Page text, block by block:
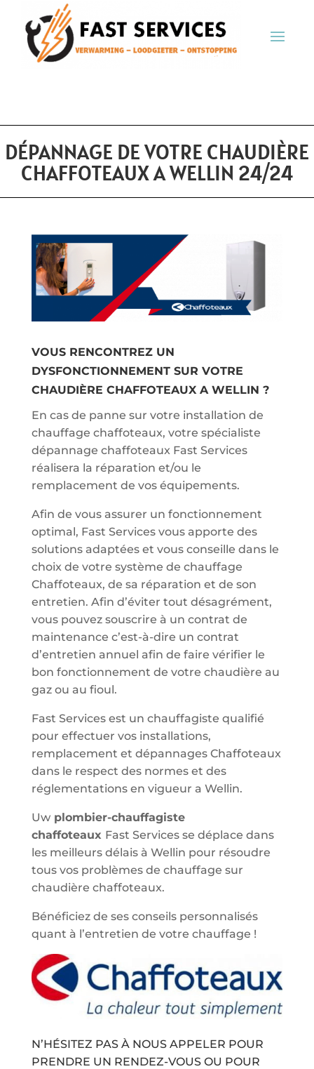
DÉPANNAGE DE VOTRE CHAUDIÈRE
CHAFFOTEAUX A WELLIN 24/24
VOUS RENCONTREZ UN
DYSFONCTIONNEMENT SUR VOTRE
CHAUDIÈRE CHAFFOTEAUX A WELLIN ?
En cas de panne sur votre installation de
chauffage chaffoteaux, votre spécialiste
dépannage chaffoteaux Fast Services
réalisera la réparation et/ou le
remplacement de vos équipements.
Afin de vous assurer un fonctionnement
optimal, Fast Services vous apporte des
solutions adaptées et vous conseille dans le
choix de votre système de chauffage
Chaffoteaux, de sa réparation et de son
entretien. Afin d’éviter tout désagrément,
vous pouvez souscrire à un contrat de
maintenance c’est-à-dire un contrat
d’entretien annuel afin de faire vérifier le
bon fonctionnement de votre chaudière au
gaz ou au fioul.
Fast Services est un chauffagiste qualifié
pour effectuer vos installations,
remplacement et dépannages Chaffoteaux
dans le respect des normes et des
réglementations en vigueur a Wellin.
Uwplombier-chauffagiste
chaffoteaux Fast Services se déplace dans
les meilleurs délais à Wellin pour résoudre
tous vos problèmes de chauffage sur
chaudière chaffoteaux.
Bénéficiez de ses conseils personnalisés
quant à l’entretien de votre chauffage !
N’HÉSITEZ PAS À NOUS APPELER POUR
PRENDRE UN RENDEZ-VOUS OU POUR